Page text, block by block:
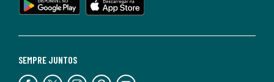
SEMPRE JUNTOS